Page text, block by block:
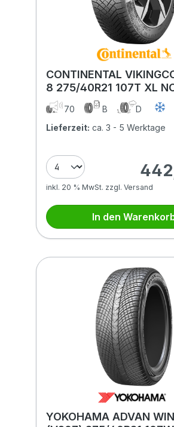
CONTINENTAL
8 275/40R21 107T XL
COMPOUND BSW
70 B
D
Lieferzeit: ca. 3 - 5 Werktage
inkl. 20 % MwSt. zzgl. Versand
In den
YOKOHAMA ADVAN